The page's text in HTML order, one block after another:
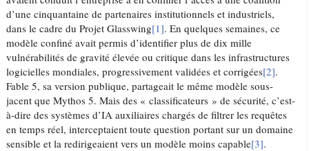
d’une cinquantaine de partenaires institutionnels et industriels,
dans le cadre du Projet Glasswing[1]. En quelques semaines, ce
modèle confiné avait permis d’identifier plus de dix mille
vulnérabilités de gravité élevée ou critique dans les infrastructures
logicielles mondiales, progressivement validées et corrigées[2].
Fable 5, sa version publique, partageait le même modèle sous-
jacent que Mythos 5. Mais des « classificateurs » de sécurité, c’est-
à-dire des systèmes d’IA auxiliaires chargés de filtrer les requêtes
en temps réel, interceptaient toute question portant sur un domaine
sensible et la redirigeaient vers un modèle moins capable[3].